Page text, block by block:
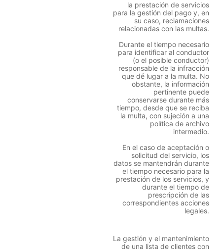
la prestación de servicios
para la gestión del pago y, en
su caso, reclamaciones
relacionadas con las multas.
Durante el tiempo necesario
para identificar al conductor
(o el posible conductor)
responsable de la infracción
que dé lugar a la multa. No
obstante, la información
pertinente puede
conservarse durante más
tiempo, desde que se reciba
la multa, con sujeción a una
política de archivo
intermedio.
En el caso de aceptación o
solicitud del servicio, los
datos se mantendrán durante
el tiempo necesario para la
prestación de los servicios, y
durante el tiempo de
prescripción de las
correspondientes acciones
legales.
La gestión y el mantenimiento
de una lista de clientes con